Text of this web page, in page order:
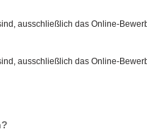
ausschließlich das Online-
ausschließlich das Online-